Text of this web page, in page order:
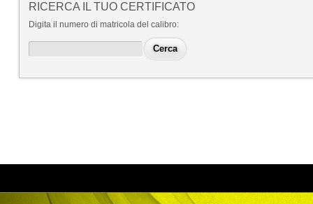
RICERCA IL TUO CERTIFICATO
Digita il numero di matricola del calibro: